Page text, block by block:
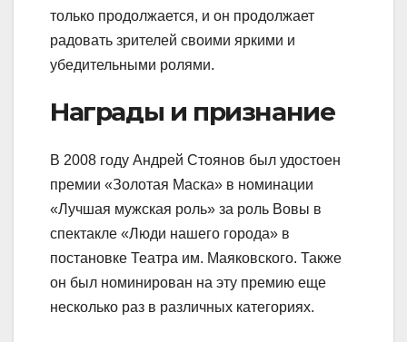
только продолжается, и он продолжает
радовать зрителей своими яркими и
убедительными ролями.
Награды и признание
В 2008 году Андрей Стоянов был удостоен
премии «Золотая Маска» в номинации
«Лучшая мужская роль» за роль Вовы в
спектакле «Люди нашего города» в
постановке Театра им. Маяковского. Также
он был номинирован на эту премию еще
несколько раз в различных категориях.